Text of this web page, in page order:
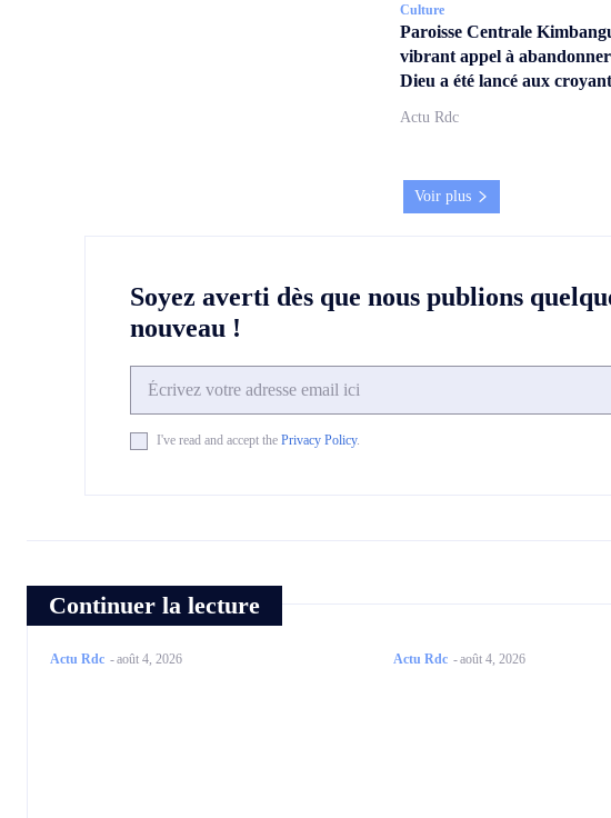
Culture
Paroisse Centrale
vibrant appel à
Dieu a été lancé aux
Actu Rdc
Voir plus
Soyez averti dès que nous publions
nouveau !
I've read and accept the Privacy Policy.
Continuer la lecture
Actu Rdc -août 4, 2026 Actu Rdc -août 4, 2026